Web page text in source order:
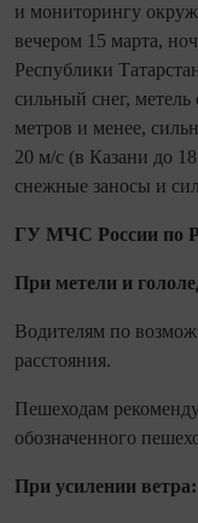
и мониторингу
вечером 15 марта,
Республики
сильный снег,
метров и менее,
20 м/с (в Казани до
снежные заносы и
ГУ МЧС России по
При метели и
Водителям по
расстояния.
Пешеходам
обозначенного
При усилении ветра: